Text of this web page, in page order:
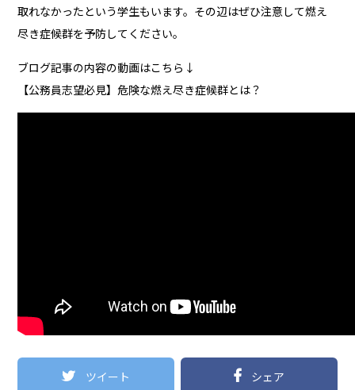
取れなかったという学生もいます。その辺はぜひ注意して燃え
尽き症候群を予防してください。
ブログ記事の内容の動画はこちら↓
【公務員志望必見】危険な燃え尽き症候群とは？
ツイート シェア